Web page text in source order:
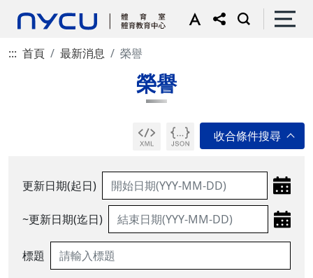
::: 首頁 最新消息 榮譽
榮譽
更新日期(起日)
~更新日期(迄日)
標題